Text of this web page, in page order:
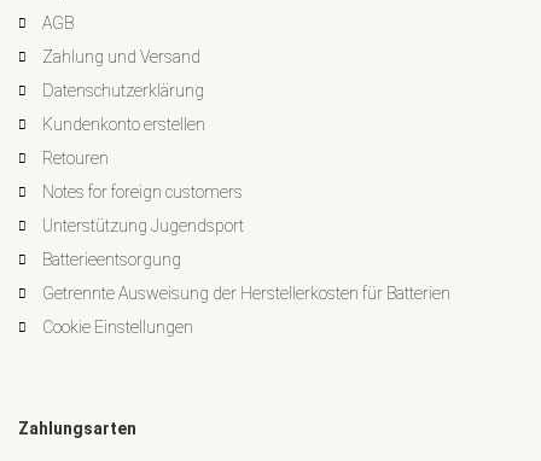
AGB
Zahlung und Versand
Datenschutzerklärung
Kundenkonto erstellen
Retouren
Notes for foreign customers
Unterstützung Jugendsport
Batterieentsorgung
Getrennte Ausweisung der Herstellerkosten für Batterien
Cookie Einstellungen
Zahlungsarten